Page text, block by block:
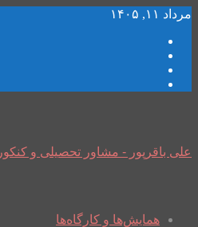
مرداد ۱۱, ۱۴۰۵
علی باقرپور - مشاور تحصیلی و کنکور
همایش‌ها و کارگاه‌ها